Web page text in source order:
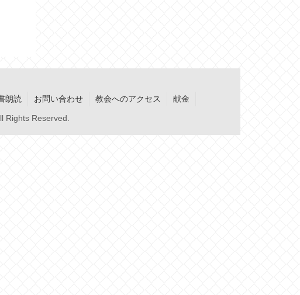
朗読 お問い合わせ 教会へのアクセス 献金
Rights Reserved.